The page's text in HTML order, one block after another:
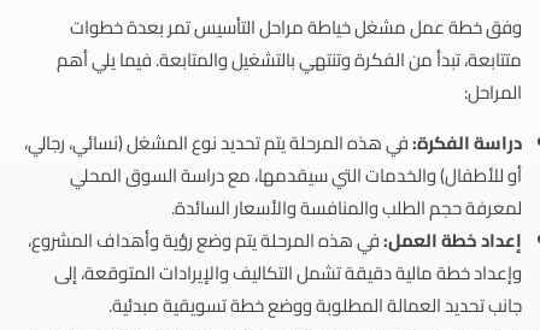
وفق خطة عمل مشغل خياطة مراحل التأسيس تمر بعدة خطوات
متتابعة، تبدأ من الفكرة وتنتهي بالتشغيل والمتابعة. فيما يلي أهم
المراحل:
دراسة الفكرة:في هذه المرحلة يتم تحديد نوع المشغل (نسائي، رجالي،
أو للأطفال) والخدمات التي سيقدمها، مع دراسة السوق المحلي
لمعرفة حجم الطلب والمنافسة والأسعار السائدة.
إعداد خطة العمل:في هذه المرحلة يتم وضع رؤية وأهداف المشروع،
وإعداد خطة مالية دقيقة تشمل التكاليف والإيرادات المتوقعة، إلى
جانب تحديد العمالة المطلوبة ووضع خطة تسويقية مبدئية.